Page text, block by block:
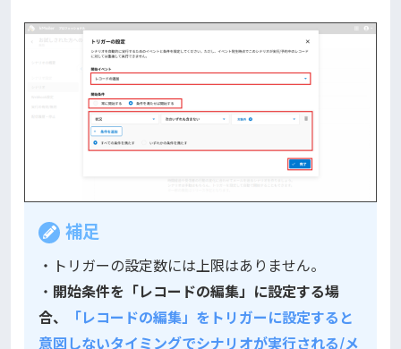
補足
・トリガーの設定数には上限はありません。
・ 開始条件を「レコードの編集」に設定する場
合、
「レコードの編集」をトリガーに設定すると
意図しないタイミングでシナリオが実行される/メ